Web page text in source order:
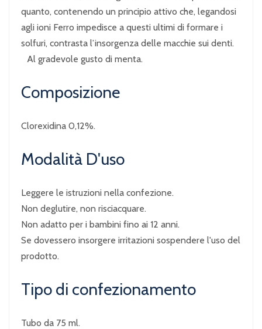
quanto, contenendo un principio attivo che, legandosi
agli ioni Ferro impedisce a questi ultimi di formare i
solfuri, contrasta l’insorgenza delle macchie sui denti.
Al gradevole gusto di menta.
Composizione
Clorexidina 0,12%.
Modalità D'uso
Leggere le istruzioni nella confezione.
Non deglutire, non risciacquare.
Non adatto per i bambini fino ai 12 anni.
Se dovessero insorgere irritazioni sospendere l'uso del
prodotto.
Tipo di confezionamento
Tubo da 75 ml.